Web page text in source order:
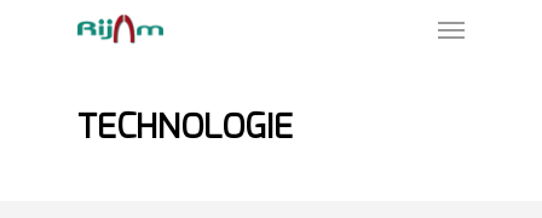
Menu
TECHNOLOGIE